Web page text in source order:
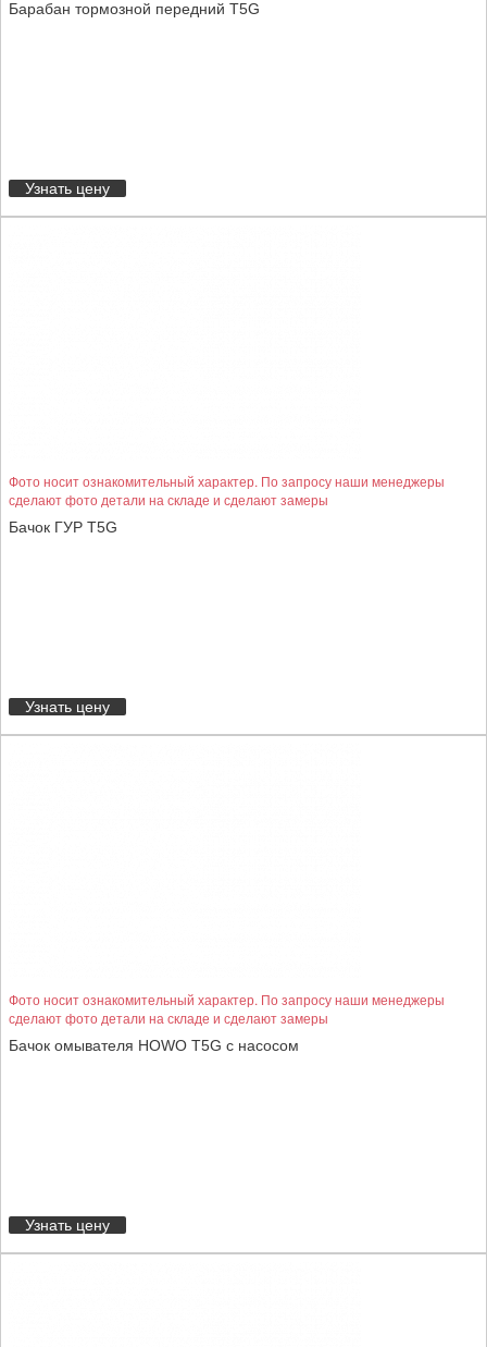
Барабан тормозной передний T5G
Узнать цену
Фото носит ознакомительный характер. По запросу наши менеджеры
сделают фото детали на складе и сделают замеры
Бачок ГУР T5G
Узнать цену
Фото носит ознакомительный характер. По запросу наши менеджеры
сделают фото детали на складе и сделают замеры
Бачок омывателя HOWO T5G с насосом
Узнать цену